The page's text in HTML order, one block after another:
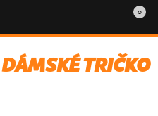
0
TRIČKO